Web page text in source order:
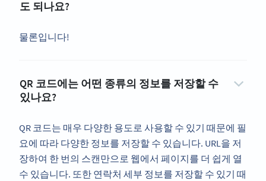
도 되나요?
물론입니다!
QR 코드에는 어떤 종류의 정보를 저장할 수
있나요?
QR 코드는 매우 다양한 용도로 사용할 수 있기 때문에 필
요에 따라 다양한 정보를 저장할 수 있습니다. URL을 저
장하여 한 번의 스캔만으로 웹에서 페이지를 더 쉽게 열
수 있습니다. 또한 연락처 세부 정보를 저장할 수 있기 때